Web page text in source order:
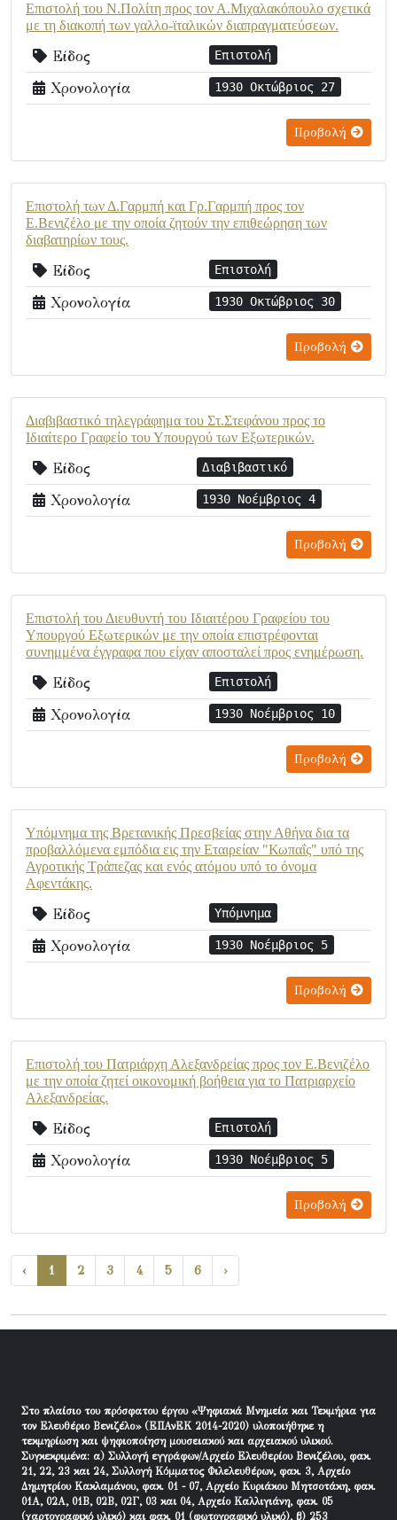
Επιστολή του Ν.Πολίτη προς τον Α.Μιχαλακόπουλο σχετικά
με τη διακοπή των γαλλο-ϊταλικών διαπραγματεύσεων.
Είδος Επιστολή
Χρονολογία 1930 Οκτώβριος 27
Προβολή
Επιστολή των Δ.Γαρμπή και Γρ.Γαρμπή προς τον
Ε.Βενιζέλο με την οποία ζητούν την επιθεώρηση των
διαβατηρίων τους.
Είδος Επιστολή
Χρονολογία 1930 Οκτώβριος 30
Προβολή
Διαβιβαστικό τηλεγράφημα του Στ.Στεφάνου προς το
Ιδιαίτερο Γραφείο του Υπουργού των Εξωτερικών.
Είδος Διαβιβαστικό
Χρονολογία 1930 Νοέμβριος 4
Προβολή
Επιστολή του Διευθυντή του Ιδιαιτέρου Γραφείου του
Υπουργού Εξωτερικών με την οποία επιστρέφονται
συνημμένα έγγραφα που είχαν αποσταλεί προς ενημέρωση.
Είδος Επιστολή
Χρονολογία 1930 Νοέμβριος 10
Προβολή
Υπόμνημα της Βρετανικής Πρεσβείας στην Αθήνα δια τα
προβαλλόμενα εμπόδια εις την Εταιρείαν "Κωπαΐς" υπό της
Αγροτικής Τράπεζας και ενός ατόμου υπό το όνομα
Αφεντάκης.
Είδος Υπόμνημα
Χρονολογία 1930 Νοέμβριος 5
Προβολή
Επιστολή του Πατριάρχη Αλεξανδρείας προς τον Ε.Βενιζέλο
με την οποία ζητεί οικονομική βοήθεια για το Πατριαρχείο
Αλεξανδρείας.
Είδος Επιστολή
Χρονολογία 1930 Νοέμβριος 5
Προβολή
‹ 1 2 3 4 5 6 ›
Στο πλαίσιο του πρόσφατου έργου «Ψηφιακά Μνημεία και Τεκμήρια για
τον Ελευθέριο Βενιζέλο» (ΕΠΑνΕΚ 2014-2020) υλοποιήθηκε η
τεκμηρίωση και ψηφιοποίηση μουσειακού και αρχειακού υλικού.
Συγκεκριμένα: α) Συλλογή εγγράφων/Αρχείο Ελευθερίου Βενιζέλου, φακ.
21, 22, 23 και 24, Συλλογή Κόμματος Φιλελευθέρων, φακ. 3, Αρχείο
Δημητρίου Κακλαμάνου, φακ. 01 - 07, Αρχείο Κυριάκου Μητσοτάκη, φακ.
01Α, 02Α, 01Β, 02Β, 02Γ, 03 και 04, Αρχείο Καλλιγιάνη, φακ. 05
(χαρτογραφικό υλικό) και φακ. 01 (φωτογραφικό υλικό), β) 253